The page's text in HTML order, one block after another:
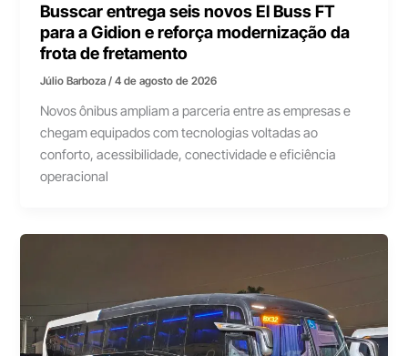
Busscar entrega seis novos El Buss FT
para a Gidion e reforça modernização da
frota de fretamento
Júlio Barboza/4 de agosto de 2026
Novos ônibus ampliam a parceria entre as empresas e
chegam equipados com tecnologias voltadas ao
conforto, acessibilidade, conectividade e eficiência
operacional